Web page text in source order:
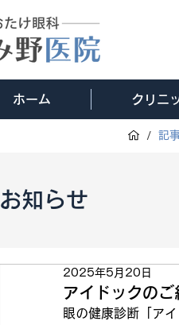
ホーム クリニ
/ 記
お知らせ
アイドックのご
2025年5月20日
眼の健康診断「アイ